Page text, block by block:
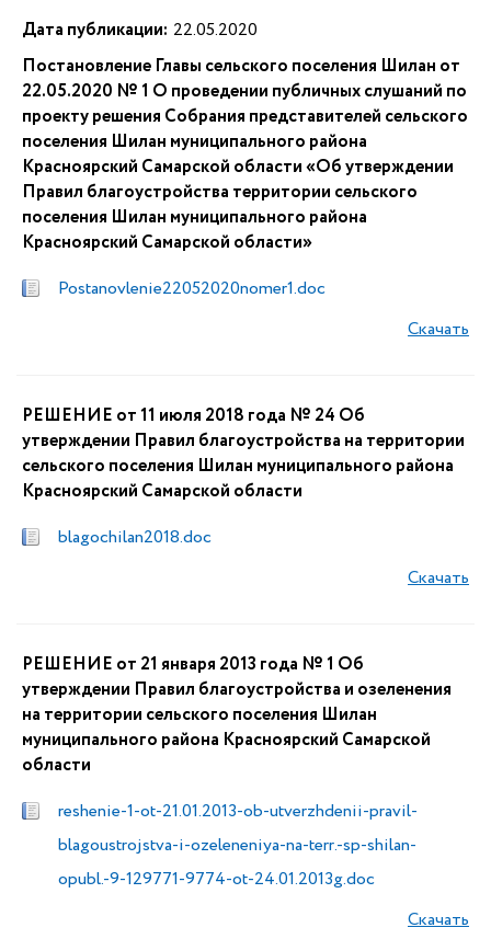
Дата публикации: 22.05.2020
Постановление Главы сельского поселения Шилан от
22.05.2020 № 1 О проведении публичных слушаний по
проекту решения Собрания представителей сельского
поселения Шилан муниципального района
Красноярский Самарской области «Об утверждении
Правил благоустройства территории сельского
поселения Шилан муниципального района
Красноярский Самарской области»
Postanovlenie22052020nomer1.doc
Скачать
РЕШЕНИЕ от 11 июля 2018 года № 24 Об
утверждении Правил благоустройства на территории
сельского поселения Шилан муниципального района
Красноярский Самарской области
blagochilan2018.doc
Скачать
РЕШЕНИЕ от 21 января 2013 года № 1 Об
утверждении Правил благоустройства и озеленения
на территории сельского поселения Шилан
муниципального района Красноярский Самарской
области
reshenie-1-ot-21.01.2013-ob-utverzhdenii-pravil-
blagoustrojstva-i-ozeleneniya-na-terr.-sp-shilan-
opubl.-9-129771-9774-ot-24.01.2013g.doc
Скачать